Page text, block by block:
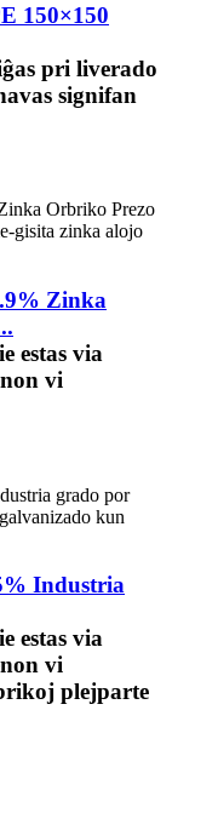
150×150
pri liverado
signifan
Zinka
estas via
vi
Industria
estas via
vi
plejparte